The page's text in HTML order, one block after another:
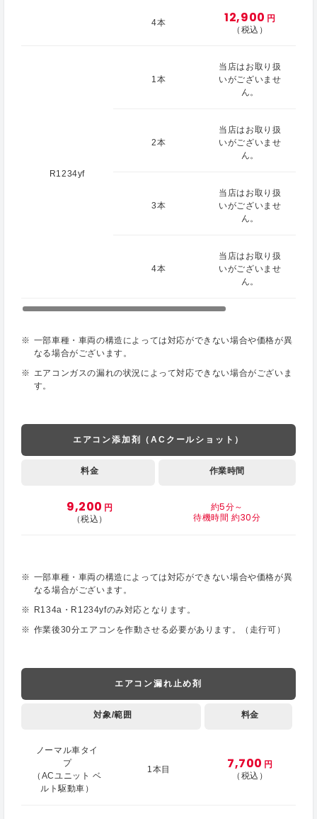
4本 12,900 円
（税込）
R1234yf
1本
当店はお取り扱
いがございませ
ん。
2本
当店はお取り扱
いがございませ
ん。
3本
当店はお取り扱
いがございませ
ん。
4本
当店はお取り扱
いがございませ
ん。
一部車種・車両の構造によっては対応ができない場合や価格が異
なる場合がございます。
エアコンガスの漏れの状況によって対応できない場合がございま
す。
エアコン添加剤（ACクールショット）
料金 作業時間
9,200 円
（税込）
約5分～
待機時間 約30分
一部車種・車両の構造によっては対応ができない場合や価格が異
なる場合がございます。
R134a・R1234yfのみ対応となります。
作業後30分エアコンを作動させる必要があります。（走行可）
エアコン漏れ止め剤
対象/範囲 料金
ノーマル車タイ
プ
（ACユニット ベ
ルト駆動車）
1本目 7,700 円
（税込）